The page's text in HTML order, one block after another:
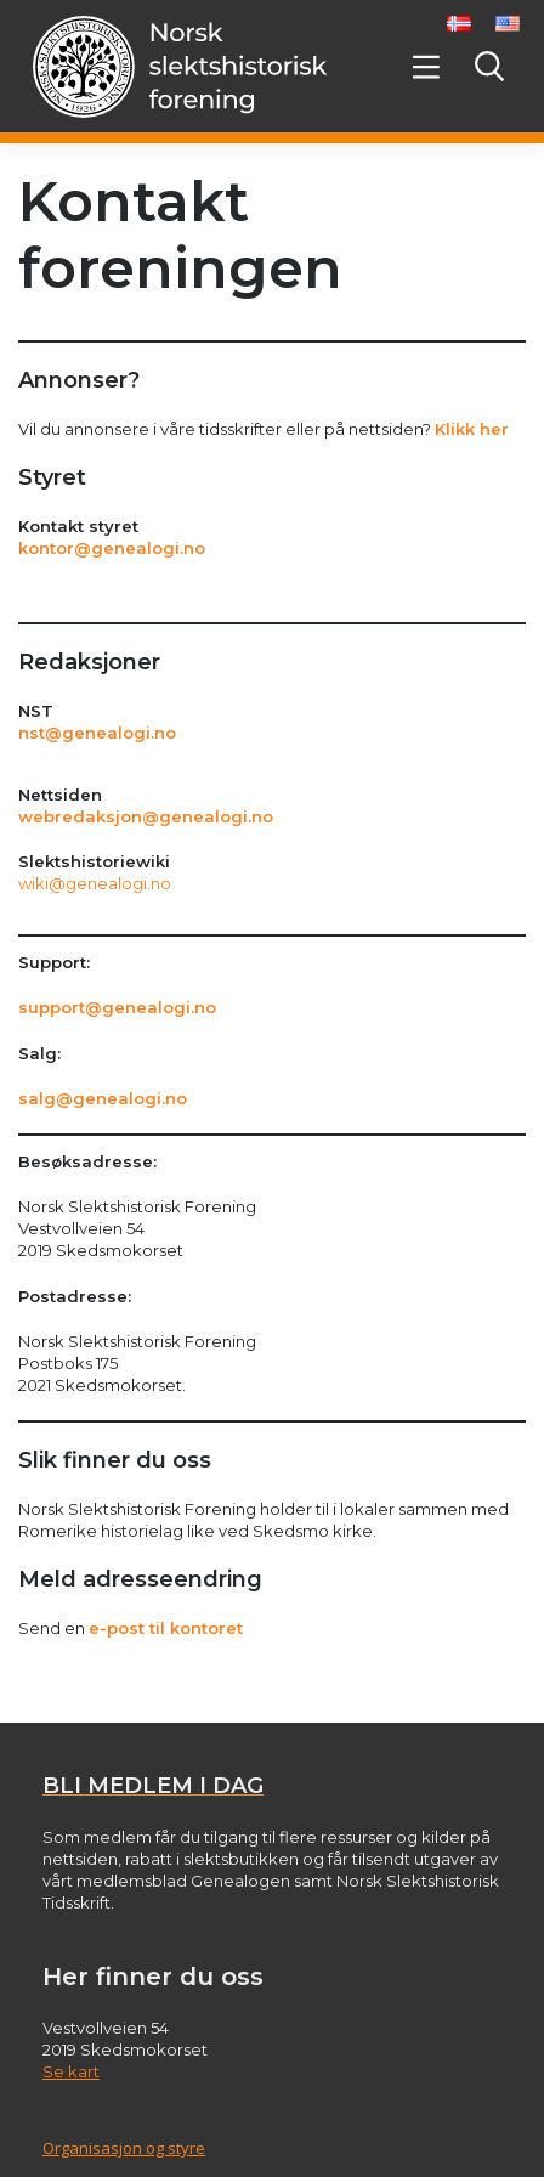
videre
innholdet
Kontakt
foreningen
Annonser?
Vil du annonsere i våre tidsskrifter eller på nettsiden? Klikk her
Styret
Kontakt styret
kontor@genealogi.no
Redaksjoner
NST
nst@genealogi.no
Nettsiden
webredaksjon@genealogi.no
Slektshistoriewiki
wiki@genealogi.no
Support:
support@genealogi.no
Salg:
salg@genealogi.no
Besøksadresse:
Norsk Slektshistorisk Forening
Vestvollveien 54
2019 Skedsmokorset
Postadresse:
Norsk Slektshistorisk Forening
Postboks 175
2021 Skedsmokorset.
Slik finner du oss
Norsk Slektshistorisk Forening holder til i lokaler sammen med
Romerike historielag like ved Skedsmo kirke.
Meld adresseendring
Send en e-post til kontoret
BLI MEDLEM I DAG
Som medlem får du tilgang til flere ressurser og kilder på
nettsiden, rabatt i slektsbutikken og får tilsendt utgaver av
vårt medlemsblad Genealogen samt Norsk Slektshistorisk
Tidsskrift.
Her finner du oss
Vestvollveien 54
2019 Skedsmokorset
Se kart
Organisasjon og styre